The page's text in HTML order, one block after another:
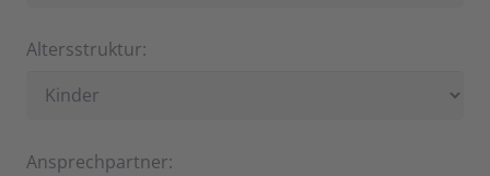
Altersstruktur:
Ansprechpartner: